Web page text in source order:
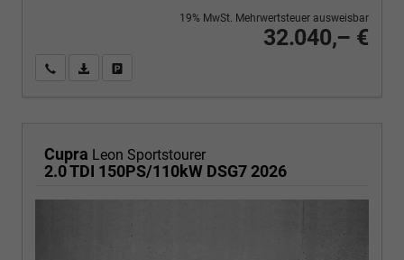
32.040,– €
19% MwSt. Mehrwertsteuer ausweisbar
Wir rufen Sie anPDF-Fahrzeugexposé drucken
Cupra Leon Sportstourer
2.0 TDI 150PS/110kW DSG7 2026